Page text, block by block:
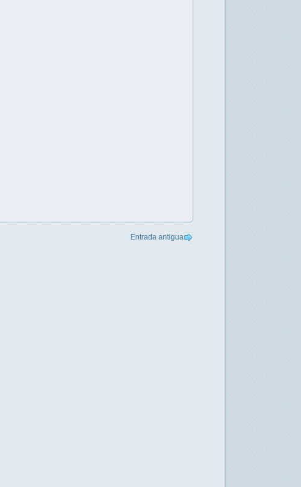
Entrada antigua